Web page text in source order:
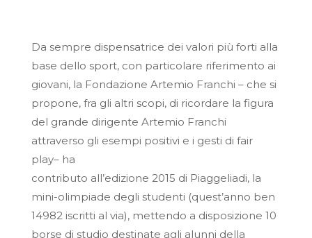
Da sempre dispensatrice dei valori più forti alla
base dello sport, con particolare riferimento ai
giovani, la Fondazione Artemio Franchi – che si
propone, fra gli altri scopi, di ricordare la figura
del grande dirigente Artemio Franchi
attraverso gli esempi positivi e i gesti di fair
play– ha
contributo all’edizione 2015 di Piaggeliadi, la
mini-olimpiade degli studenti (quest’anno ben
14982 iscritti al via), mettendo a disposizione 10
borse di studio destinate agli alunni della